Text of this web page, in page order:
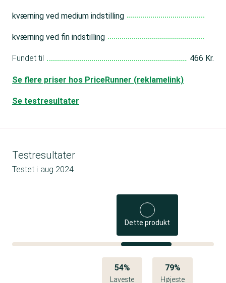
kværning ved medium indstilling
kværning ved fin indstilling
Fundet til 466 Kr.
Se flere priser hos PriceRunner (reklamelink)
Se testresultater
Testresultater
Testet i aug 2024
Dette produkt
54%
Laveste
79%
Højeste